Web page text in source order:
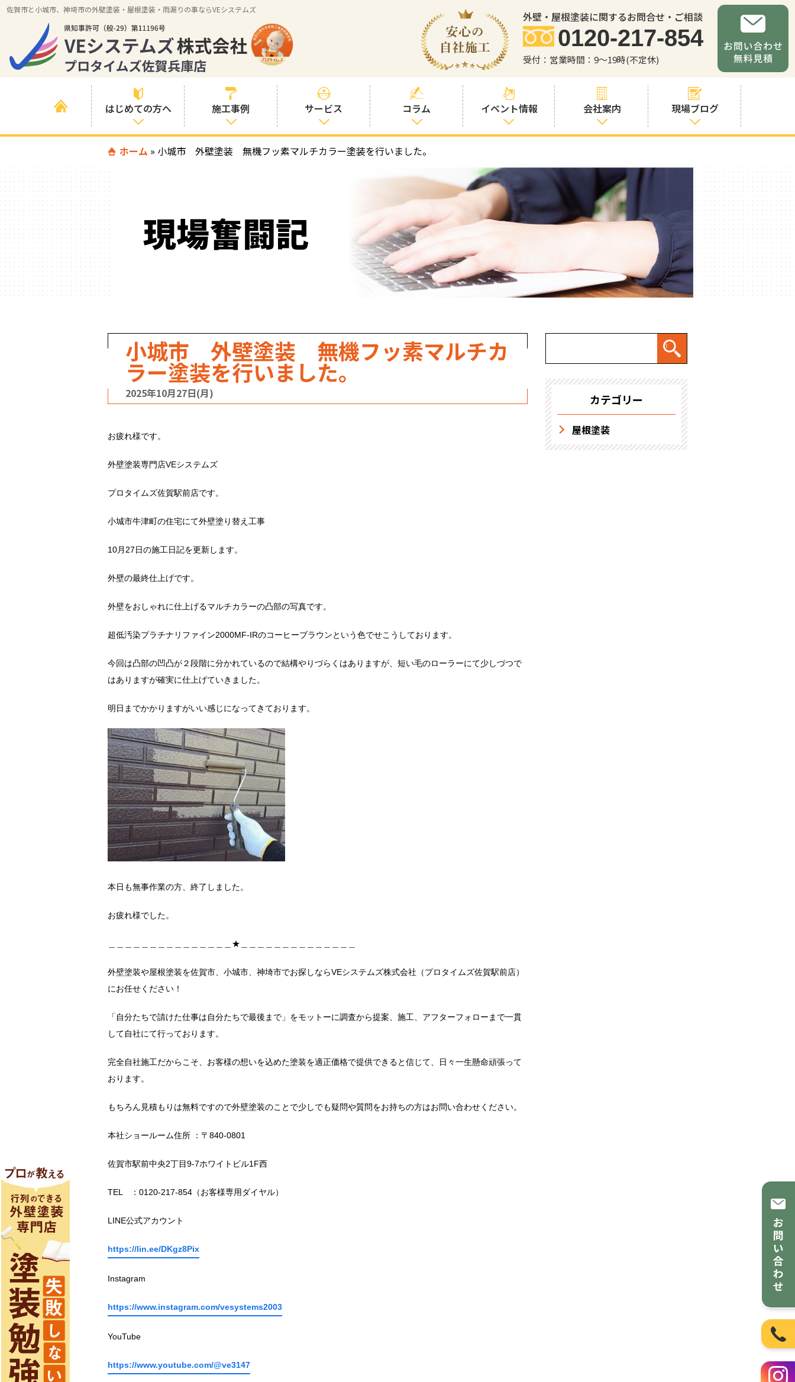
佐賀市と小城市、神埼市の外壁塗装・屋根塗装・雨漏りの事ならVEシステムズ
外壁・屋根塗装に関するお問合せ・ご相談
0120-217-854
受付：営業時間：9～19時(不定休)
はじめての方へ
はじめて外壁塗
いる方へ
喜んでいただけ
る３つの理由
施工事例
すべての事例
例
色の事例
サービス
塗装プランと価
お客様との交流
を大切に
見積書の見方
コラム
社長コラム
塗装コラム
塗料コラム
イベント情報 会社案内
職人・スタッフ
紹介
お問い合わせか
らの流れ
求人情報
現場ブログ
ホーム » 小城市 外壁塗装 無機フッ素マルチカラー塗装を行いました。
現場奮闘記
小城市 外壁塗装 無機フッ素マルチカ
ラー塗装を行いました。
2025年10月27日(月)
お疲れ様です。
外壁塗装専門店VEシステムズ
プロタイムズ佐賀駅前店です。
小城市牛津町の住宅にて外壁塗り替え工事
10月27日の施工日記を更新します。
外壁の最終仕上げです。
外壁をおしゃれに仕上げるマルチカラーの凸部の写真です。
超低汚染プラチナリファイン2000MF-IRのコーヒーブラウンという色でせこうしております。
今回は凸部の凹凸が２段階に分かれているので結構やりづらくはありますが、短い毛のローラーにて少しづつで
はありますが確実に仕上げていきました。
明日までかかりますがいい感じになってきております。
本日も無事作業の方、終了しました。
お疲れ様でした。
＿＿＿＿＿＿＿＿＿＿＿＿＿＿＿★＿＿＿＿＿＿＿＿＿＿＿＿＿＿
外壁塗装や屋根塗装を佐賀市、小城市、神埼市でお探しならVEシステムズ株式会社（プロタイムズ佐賀駅前店）
にお任せください！
「自分たちで請けた仕事は自分たちで最後まで」をモットーに調査から提案、施工、アフターフォローまで一貫
して自社にて行っております。
完全自社施工だからこそ、お客様の想いを込めた塗装を適正価格で提供できると信じて、日々一生懸命頑張って
おります。
もちろん見積もりは無料ですので外壁塗装のことで少しでも疑問や質問をお持ちの方はお問い合わせください。
本社ショールーム住所 ：〒840-0801
佐賀市駅前中央2丁目9-7ホワイトビル1F西
TEL ：0120-217-854（お客様専用ダイヤル）
LINE公式アカウント
https://lin.ee/DKgz8Pix
Instagram
https://www.instagram.com/vesystems2003
YouTube
https://www.youtube.com/@ve3147
カテゴリー
屋根塗装